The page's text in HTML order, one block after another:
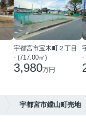
宇都宮市宝木町２丁目
- (717.00㎡)
3,980万円
-
宇都宮市鐺山町売地